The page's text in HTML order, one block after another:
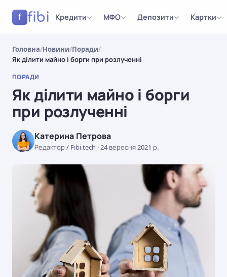
f fibi Кредити МФО Депозити Картки
Головна/Новини/Поради/
Як ділити майно і борги при розлученні
ПОРАДИ
Як ділити майно і борги
при розлученні
Катерина Петрова
Редактор / Fibi.tech ·24 вересня 2021 р.
ПОРАДИ